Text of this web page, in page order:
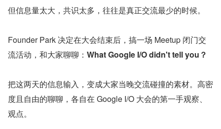
但信息量太大，共识太多，往往是真正交流最少的时候。
Founder Park 决定在大会结束后，搞一场 Meetup 闭门交
流活动，和大家聊聊： What Google I/O didn't tell you？
把这两天的信息输入，变成大家当晚交流碰撞的素材。高密
度且自由的聊聊，各自在 Google I/O 大会的第一手观察、
观点。